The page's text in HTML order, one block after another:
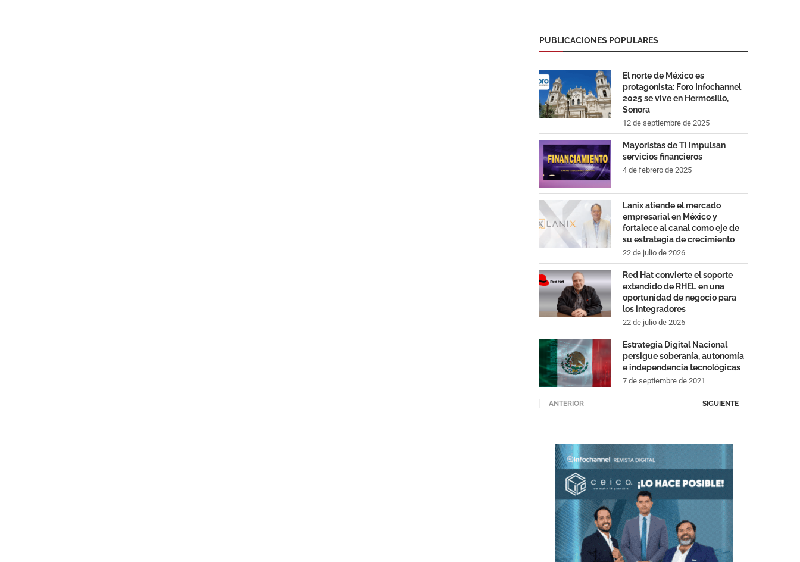
PUBLICACIONES POPULARES
El norte de México es
protagonista: Foro Infochannel
2025 se vive en Hermosillo,
Sonora
12 de septiembre de 2025
Mayoristas de TI impulsan
servicios financieros
4 de febrero de 2025
Lanix atiende el mercado
empresarial en México y
fortalece al canal como eje de
su estrategia de crecimiento
22 de julio de 2026
Red Hat convierte el soporte
extendido de RHEL en una
oportunidad de negocio para
los integradores
22 de julio de 2026
Estrategia Digital Nacional
persigue soberanía, autonomía
e independencia tecnológicas
7 de septiembre de 2021
ANTERIOR SIGUIENTE